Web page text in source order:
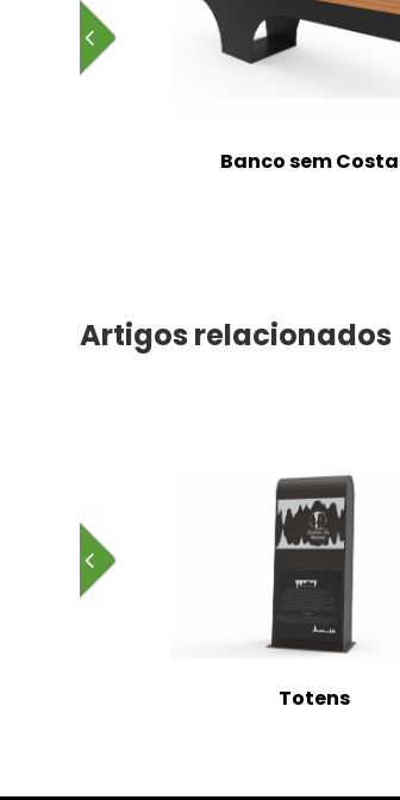
Cadeira Individual
Artigos relacionados
Tontens